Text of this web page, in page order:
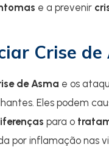
e a prevenir
Crise
de Asma e os
Eles podem
para o
por inflamação nas